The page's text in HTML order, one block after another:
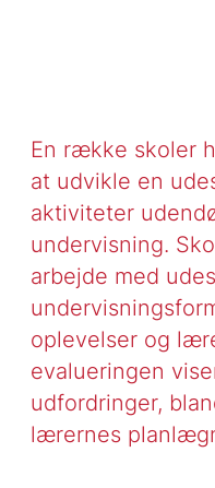
En række skoler
at udvikle en
aktiviteter
undervisning.
arbejde med
oplevelser og
evalueringen
udfordringer,
lærernes